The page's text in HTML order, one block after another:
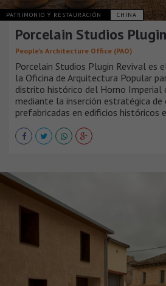
PATRIMONIO Y RESTAURACIÓN CHINA
Porcelain Studios
People’s Architecture Office (PAO)
Porcelain Studios Plugin Revival es
la Oficina de Arquitectura Popular
distrito histórico del Horno Imperial
mediante la inserción estratégica de
prefabricadas en edificios históricos